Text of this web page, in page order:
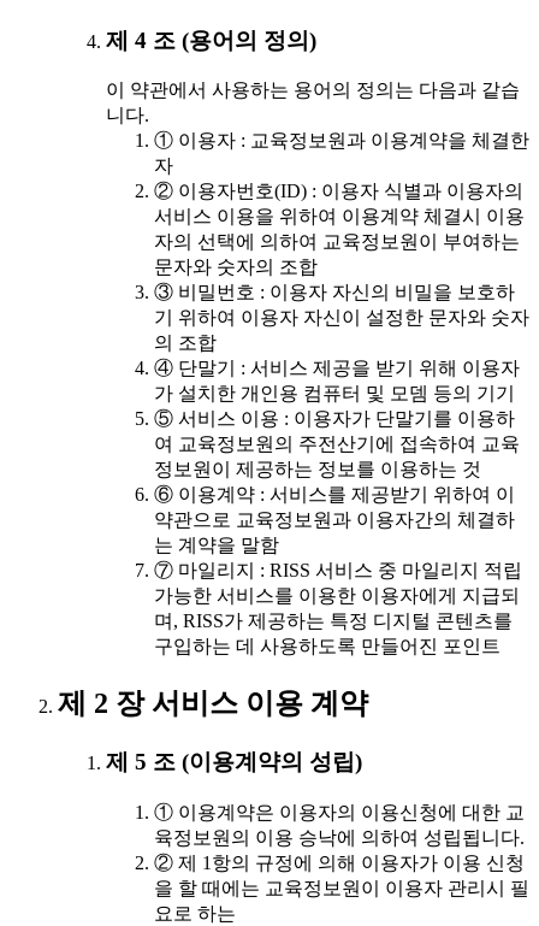
제 4 조 (용어의 정의)
이 약관에서 사용하는 용어의 정의는 다음과 같습
니다.
① 이용자 : 교육정보원과 이용계약을 체결한
자
② 이용자번호(ID) : 이용자 식별과 이용자의
서비스 이용을 위하여 이용계약 체결시 이용
자의 선택에 의하여 교육정보원이 부여하는
문자와 숫자의 조합
③ 비밀번호 : 이용자 자신의 비밀을 보호하
기 위하여 이용자 자신이 설정한 문자와 숫자
의 조합
④ 단말기 : 서비스 제공을 받기 위해 이용자
가 설치한 개인용 컴퓨터 및 모뎀 등의 기기
⑤ 서비스 이용 : 이용자가 단말기를 이용하
여 교육정보원의 주전산기에 접속하여 교육
정보원이 제공하는 정보를 이용하는 것
⑥ 이용계약 : 서비스를 제공받기 위하여 이
약관으로 교육정보원과 이용자간의 체결하
는 계약을 말함
⑦ 마일리지 : RISS 서비스 중 마일리지 적립
가능한 서비스를 이용한 이용자에게 지급되
며, RISS가 제공하는 특정 디지털 콘텐츠를
구입하는 데 사용하도록 만들어진 포인트
제 2 장 서비스 이용 계약
제 5 조 (이용계약의 성립)
① 이용계약은 이용자의 이용신청에 대한 교
육정보원의 이용 승낙에 의하여 성립됩니다.
② 제 1항의 규정에 의해 이용자가 이용 신청
을 할 때에는 교육정보원이 이용자 관리시 필
요로 하는